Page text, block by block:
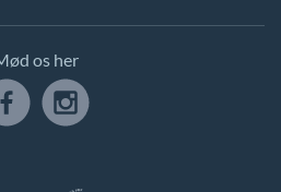
os her